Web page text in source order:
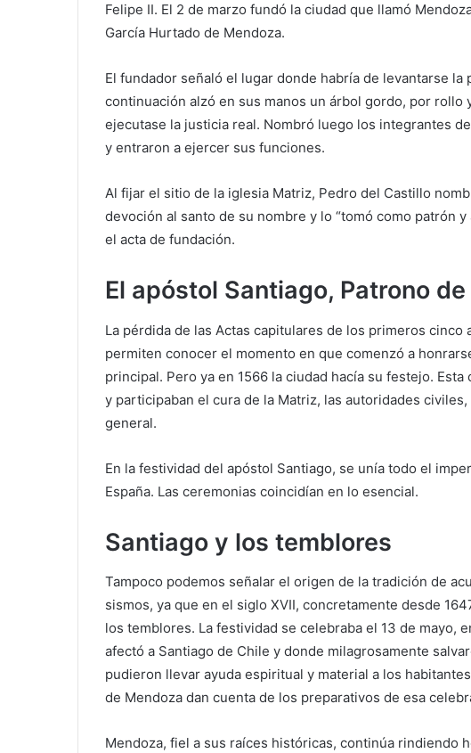
Felipe II. El 2 de marzo fundó la ciudad que llamó
García Hurtado de Mendoza.
El fundador señaló el lugar donde habría de levantarse
continuación alzó en sus manos un árbol gordo, por rollo
ejecutase la justicia real. Nombró luego los integrantes
y entraron a ejercer sus funciones.
Al fijar el sitio de la iglesia Matriz, Pedro del Castillo
devoción al santo de su nombre y lo “tomó como patrón
el acta de fundación.
El apóstol Santiago, Patrono
La pérdida de las Actas capitulares de los primeros cinco
permiten conocer el momento en que comenzó a
principal. Pero ya en 1566 la ciudad hacía su festejo.
y participaban el cura de la Matriz, las autoridades
general.
En la festividad del apóstol Santiago, se unía todo el
España. Las ceremonias coincidían en lo esencial.
Santiago y los temblores
Tampoco podemos señalar el origen de la tradición de
sismos, ya que en el siglo XVII, concretamente desde
los temblores. La festividad se celebraba el 13 de mayo,
afectó a Santiago de Chile y donde milagrosamente
pudieron llevar ayuda espiritual y material a los
de Mendoza dan cuenta de los preparativos de esa
Mendoza, fiel a sus raíces históricas, continúa rindiendo